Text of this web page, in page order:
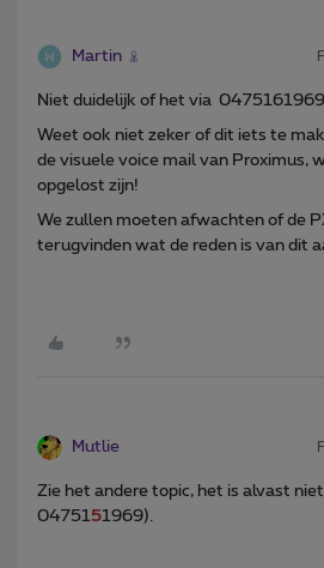
Martin
Niet duidelijk of het via
Weet ook niet zeker of dit iets te
de visuele voice mail van Proximus,
opgelost zijn!
We zullen moeten afwachten of de
terugvinden wat de reden is van dit
Mutlie
Zie het andere topic, het is alvast
04751 51969).